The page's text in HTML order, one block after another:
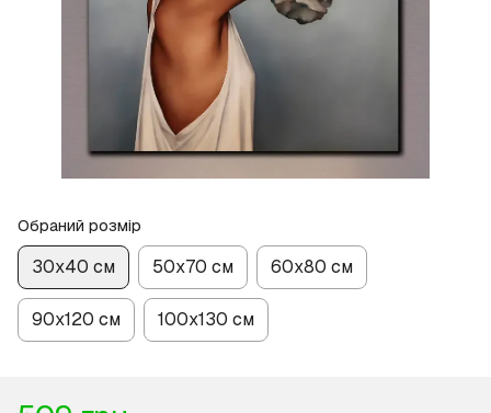
Обраний розмір
30х40 см 50х70 см 60х80 см
90х120 см 100х130 см